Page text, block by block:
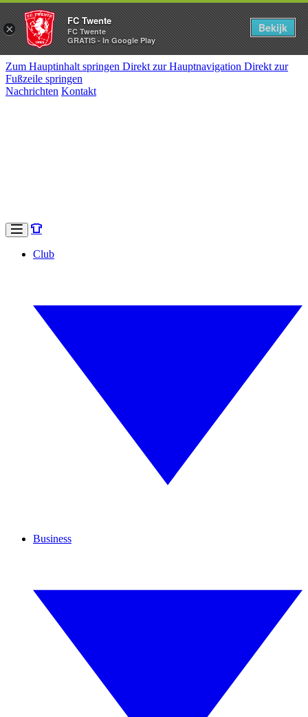
Zum Hauptinhalt springen Direkt zur Hauptnavigation Direkt zur
Fußzeile springen
Nachrichten Kontakt
Club
Business
×
FC Twente
FC Twente
GRATIS - In Google Play
Bekijk